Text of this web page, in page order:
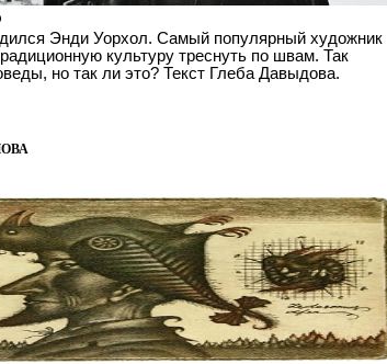
Энди Уорхол. Самый популярный художник
культуру треснуть по швам. Так
но так ли это? Текст Глеба Давыдова.